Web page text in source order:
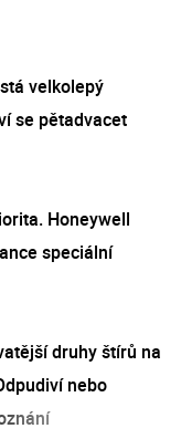
velkolepý
se pětadvacet
Honeywell
speciální
druhy štírů na
nebo